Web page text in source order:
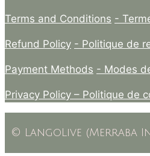
Terms and Conditions -
Refund Policy - Politique de
Payment Methods - Modes
Privacy Policy – Politique de
© LangoLive (Merraba